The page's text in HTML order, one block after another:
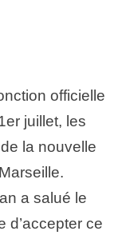
officielle
juillet, les
la nouvelle
a salué le
d’accepter ce